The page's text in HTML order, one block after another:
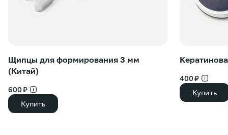
Щипцы для формирования 3 мм
(Китай)
600 ₽
Купить
400 ₽
Купить